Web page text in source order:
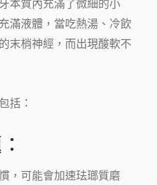
本質內充滿了微細的小
滿液體，當吃熱湯、冷飲
末梢神經，而出現酸軟不
括：
，可能會加速珐瑯質磨